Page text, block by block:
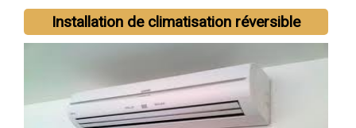
Installation de climatisation réversible